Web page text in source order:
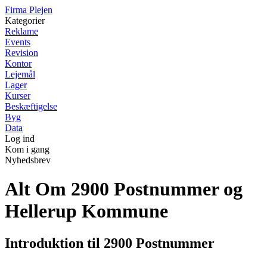
Firma Plejen
Kategorier
Reklame
Events
Revision
Kontor
Lejemål
Lager
Kurser
Beskæftigelse
Byg
Data
Log ind
Kom i gang
Nyhedsbrev
Alt Om 2900 Postnummer og
Hellerup Kommune
Introduktion til 2900 Postnummer